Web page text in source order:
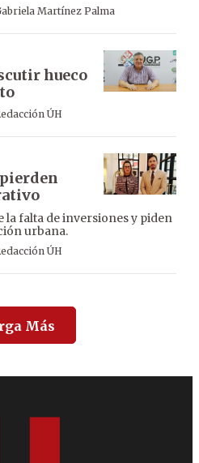
Martínez Palma
hueco
ÚH
la falta de inversiones y piden
urbana.
ÚH
Más